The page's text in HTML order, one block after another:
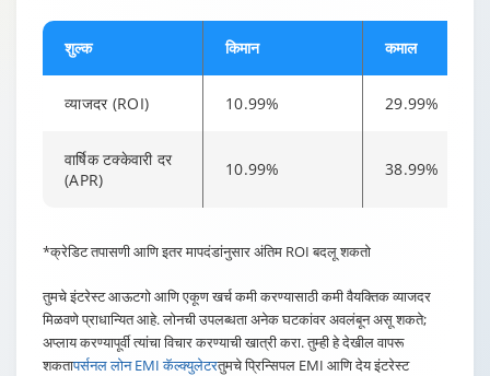
शुल्क किमान कमाल
व्याजदर (ROI) 10.99% 29.99%
वार्षिक टक्केवारी दर
(APR)
10.99% 38.99%
Changing language may refresh or navigate to another
Enable captions/subtitles from player controls when
Enable captions/subtitles from player controls when
Enable captions/subtitles from player controls when
*क्रेडिट तपासणी आणि इतर मापदंडांनुसार अंतिम ROI बदलू शकतो
तुमचे इंटरेस्ट आऊटगो आणि एकूण खर्च कमी करण्यासाठी कमी वैयक्तिक व्याजदर
मिळवणे प्राधान्यित आहे. लोनची उपलब्धता अनेक घटकांवर अवलंबून असू शकते;
अप्लाय करण्यापूर्वी त्यांचा विचार करण्याची खात्री करा. तुम्ही हे देखील वापरू
शकतापर्सनल लोन EMI कॅल्क्युलेटरतुमचे प्रिन्सिपल EMI आणि देय इंटरेस्ट